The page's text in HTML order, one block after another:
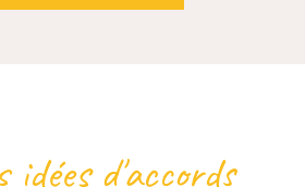
idées d'accords